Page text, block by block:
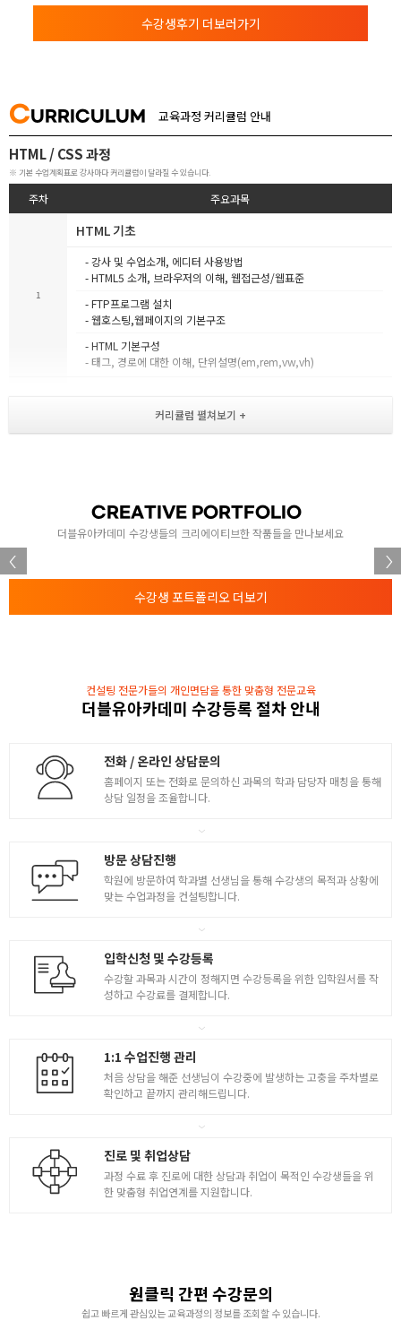
수강생후기 더보러가기
CURRICULUM 교육과정 커리큘럼 안내
HTML / CSS 과정
※ 기본 수업계획표로 강사마다 커리큘럼이 달라질 수 있습니다.
주차 주요과목
1
HTML 기초
- 강사 및 수업소개, 에디터 사용방법
- HTML5 소개, 브라우저의 이해, 웹접근성/웹표준
- FTP프로그램 설치
- 웹호스팅,웹페이지의 기본구조
- HTML 기본구성
- 태그, 경로에 대한 이해, 단위설명(em,rem,vw,vh)
- 폼관련 요소 및 주요속성
HTML, CSS 활용
- 배치속성 : display
- 위치속성 : position
- 배치속성2 : float
- 변형속성, 변환속성
- git을 활용한 버전관리
HTML, CSS 활용 심화
- 가변 레이아웃 구조 : flex
- 가변 사이즈를 계산하는 css함수들
- media query를 활용한 웹페이지 만들기
CREATIVE PORTFOLIO
더블유아카데미 수강생들의 크리에이티브한 작품들을 만나보세요
수강생 포트폴리오 더보기
컨설팅 전문가들의 개인면담을 통한 맞춤형 전문교육
더블유아카데미 수강등록 절차 안내
전화 / 온라인 상담문의
홈페이지 또는 전화로 문의하신 과목의 학과 담당자 매칭을 통해
상담 일정을 조율합니다.
방문 상담진행
학원에 방문하여 학과별 선생님을 통해 수강생의 목적과 상황에
맞는 수업과정을 컨설팅합니다.
입학신청 및 수강등록
수강할 과목과 시간이 정해지면 수강등록을 위한 입학원서를 작
성하고 수강료를 결제합니다.
1:1 수업진행 관리
처음 상담을 해준 선생님이 수강중에 발생하는 고충을 주차별로
확인하고 끝까지 관리해드립니다.
진로 및 취업상담
과정 수료 후 진로에 대한 상담과 취업이 목적인 수강생들을 위
한 맞춤형 취업연계를 지원합니다.
원클릭 간편 수강문의
쉽고 빠르게 관심있는 교육과정의 정보를 조회할 수 있습니다.